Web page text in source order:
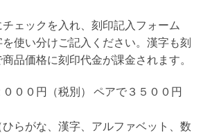
ェックを入れ、刻印記入フォーム
使い分けご記入ください。漢字も刻
品価格に刻印代金が課金されます。
００円（税別） ペアで３５００円
らがな、漢字、アルファベット、数